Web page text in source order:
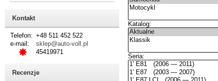
Kontakt
Telefon: +48 511 452 522
e-mail:
sklep@auto-voll.pl
45419971
Recenzje